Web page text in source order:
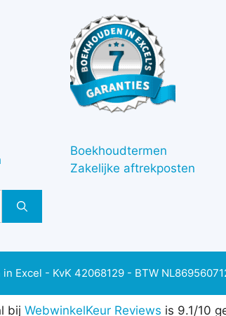
Boekhoudtermen
Zakelijke aftrekposten
Excel - KvK 42068129 - BTW
bij WebwinkelKeur Reviews is 9.1/10